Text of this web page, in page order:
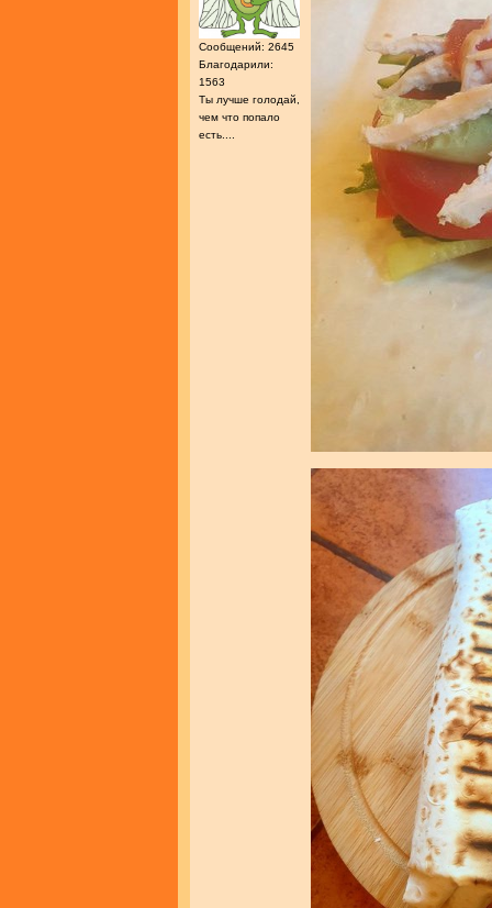
Сообщений: 2645
Благодарили:
1563
Ты лучше голодай,
чем что попало
есть....